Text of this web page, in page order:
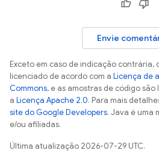
Envie
Exceto em caso de indicação
licenciado de acordo com a Licença de
Commons, e as amostras de código
a Licença Apache 2.0. Para mais
site do Google Developers. Java é uma
e/ou afiliadas.
Última atualização 2026-07-29 UTC.